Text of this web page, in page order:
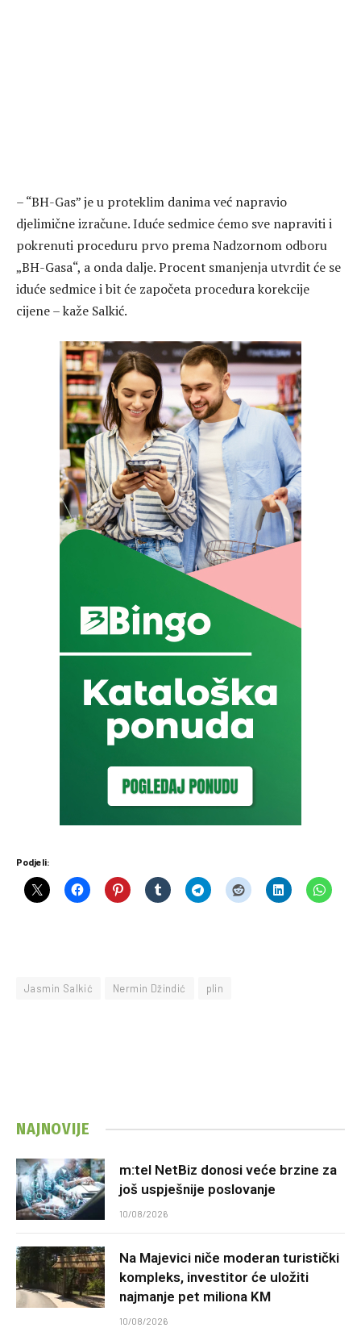
– “BH-Gas” je u proteklim danima već napravio
djelimične izračune. Iduće sedmice ćemo sve napraviti i
pokrenuti proceduru prvo prema Nadzornom odboru
„BH-Gasa“, a onda dalje. Procent smanjenja utvrdit će se
iduće sedmice i bit će započeta procedura korekcije
cijene – kaže Salkić.
Podjeli:
Jasmin Salkić Nermin Džindić plin
NAJNOVIJE
m:tel NetBiz donosi veće brzine za
još uspješnije poslovanje
10/08/2026
Na Majevici niče moderan turistički
kompleks, investitor će uložiti
najmanje pet miliona KM
10/08/2026